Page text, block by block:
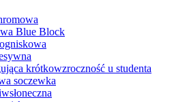
Blue Block
krótkowzroczność u studenta
soczewka